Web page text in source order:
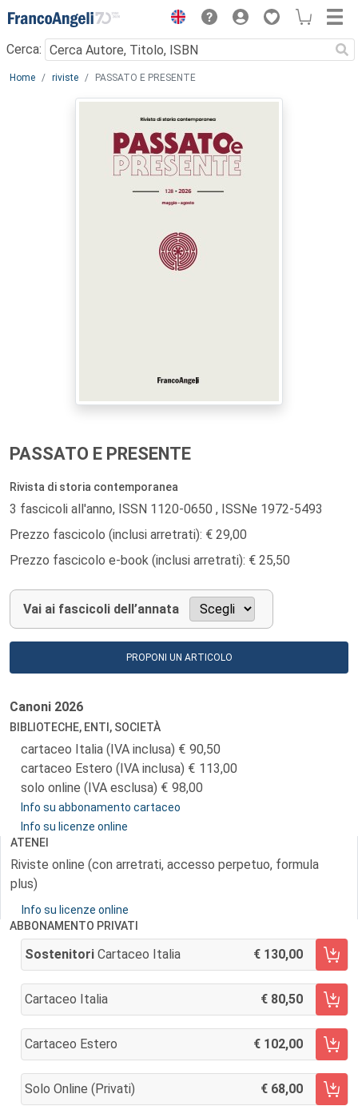
Menu
Cerca:
Main content
Home riviste PASSATO E PRESENTE
PASSATO E PRESENTE
Rivista di storia contemporanea
3 fascicoli all'anno, ISSN 1120-0650 , ISSNe 1972-5493
Prezzo fascicolo (inclusi arretrati): € 29,00
Prezzo fascicolo e-book (inclusi arretrati): € 25,50
Vai ai fascicoli dell’annata
PROPONI UN ARTICOLO
Canoni 2026
BIBLIOTECHE, ENTI, SOCIETÀ
cartaceo Italia (IVA inclusa)
90,50
cartaceo Estero (IVA inclusa)
113,00
solo online (IVA esclusa)
98,00
Info su abbonamento cartaceo
Info su licenze online
ATENEI
Riviste online (con arretrati, accesso perpetuo, formula
plus)
Info su licenze online
ABBONAMENTO PRIVATI
Sostenitori Cartaceo Italia 130,00
AGGIUNGI AL CARRELLO
Cartaceo Italia 80,50
AGGIUNGI AL CARRELLO
Cartaceo Estero 102,00
AGGIUNGI AL CARRELLO
Solo Online (privati) 68,00
AGGIUNGI AL CARRELLO